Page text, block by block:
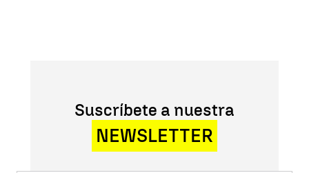
Suscríbete a nuestra
NEWSLETTER